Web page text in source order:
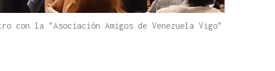
con la "Asociación Amigos de Venezuela Vigo"